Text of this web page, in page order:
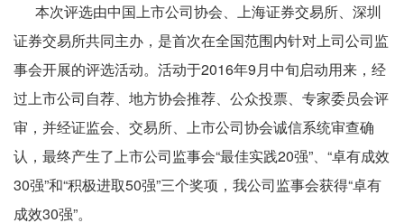
本次评选由中国上市公司协会、上海证券交易所、深圳
证券交易所共同主办，是首次在全国范围内针对上司公司监
事会开展的评选活动。活动于2016年9月中旬启动用来，经
过上市公司自荐、地方协会推荐、公众投票、专家委员会评
审，并经证监会、交易所、上市公司协会诚信系统审查确
认，最终产生了上市公司监事会“最佳实践20强”、“卓有成效
30强”和“积极进取50强”三个奖项，我公司监事会获得“卓有
成效30强”。